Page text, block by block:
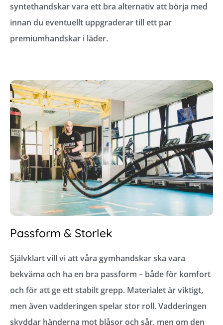
syntethandskar vara ett bra alternativ att börja med
innan du eventuellt uppgraderar till ett par
premiumhandskar i läder.
Passform & Storlek
Självklart vill vi att våra gymhandskar ska vara
bekväma och ha en bra passform – både för komfort
och för att ge ett stabilt grepp. Materialet är viktigt,
men även vadderingen spelar stor roll. Vadderingen
skyddar händerna mot blåsor och sår, men om den